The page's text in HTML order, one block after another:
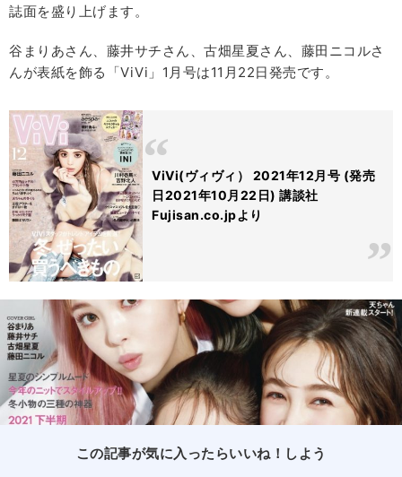
誌面を盛り上げます。
谷まりあさん、藤井サチさん、古畑星夏さん、藤田ニコルさ
んが表紙を飾る「ViVi」1月号は11月22日発売です。
ViVi(ヴィヴィ） 2021年12月号 (発売
日2021年10月22日) 講談社
Fujisan.co.jpより
この記事が気に入ったらいいね！しよう